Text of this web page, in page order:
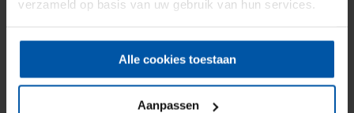
verzameld op basis van uw gebruik van hun services.
Alle cookies toestaan
Aanpassen
Mobiele dekking
Oldtimer